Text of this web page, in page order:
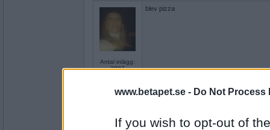
www.betapet.se - Do Not Process
If you wish to opt-out of
Antal inlägg:
3887
blev pizza
SmålandsMira